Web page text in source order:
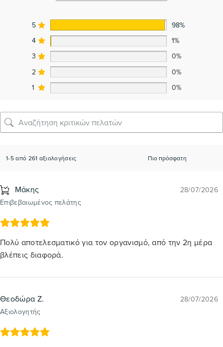
5
98%
4
1%
3
0%
2
0%
1
0%
1-5 από 261 αξιολογήσεις
Μάκης
Επιβεβαιωμένος πελάτης
28/07/2026
Πολύ αποτελεσματικό για τον οργανισμό, από την 2η μέρα
βλέπεις διαφορά.
Θεοδώρα Ζ.
Αξιολογητής
28/07/2026